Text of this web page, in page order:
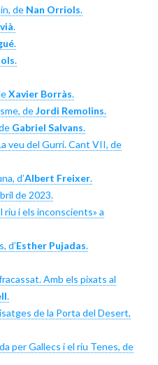
de Nan Orriols.
.
.
.
Xavier Borràs.
deJordi Remolins.
Gabriel Salvans.
veu del Gurri. Cant VII, de
d’Albert Freixer.
de 2023.
riu i els inconscients» a
d’Esther Pujadas.
Amb els pixats al
.
de la Porta del Desert,
per Gallecs i el riu Tenes, de